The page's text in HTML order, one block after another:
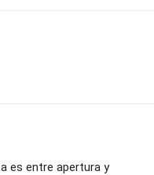
es entre apertura y